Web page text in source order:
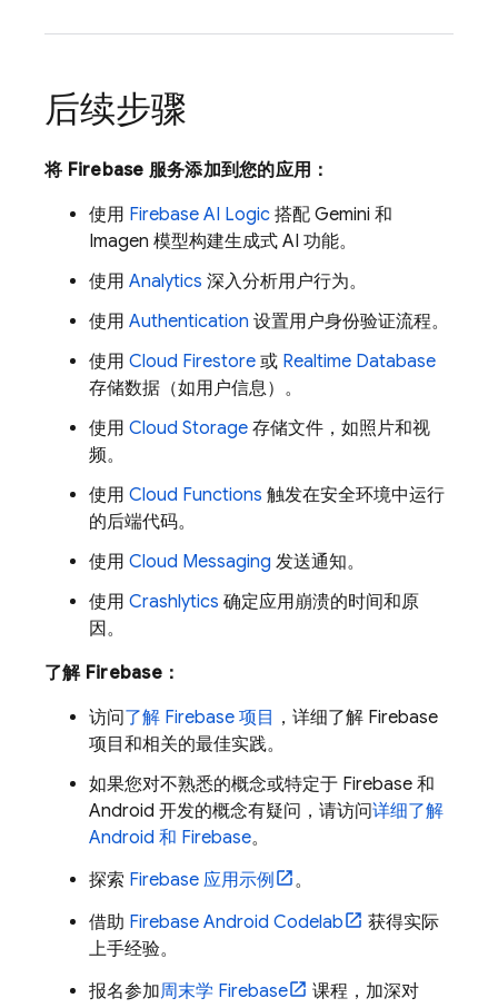
后续步骤
将 Firebase 服务添加到您的应用：
使用 Firebase AI Logic 搭配 Gemini 和
Imagen 模型构建生成式 AI 功能。
使用 Analytics 深入分析用户行为。
使用 Authentication 设置用户身份验证流程。
使用 Cloud Firestore 或 Realtime Database
存储数据（如用户信息）。
使用 Cloud Storage 存储文件，如照片和视
频。
使用 Cloud Functions 触发在安全环境中运行
的后端代码。
使用 Cloud Messaging 发送通知。
使用 Crashlytics 确定应用崩溃的时间和原
因。
了解 Firebase：
访问了解 Firebase 项目 ，详细了解 Firebase
项目和相关的最佳实践。
如果您对不熟悉的概念或特定于 Firebase 和
Android 开发的概念有疑问，请访问详细了解
Android 和 Firebase。
探索 Firebase 应用示例
。
借助 Firebase Android Codelab
获得实际
上手经验。
报名参加周末学 Firebase
课程，加深对